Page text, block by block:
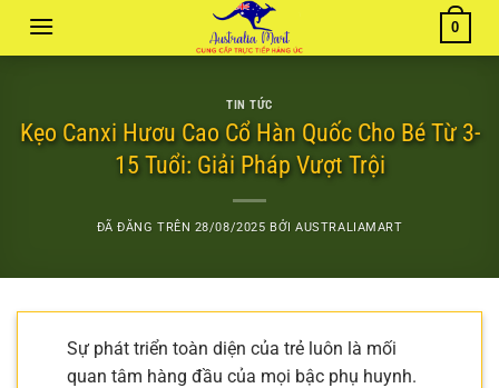
0
TIN TỨC
Kẹo Canxi Hươu Cao Cổ Hàn Quốc Cho Bé Từ 3-
15 Tuổi: Giải Pháp Vượt Trội
ĐÃ ĐĂNG TRÊN 28/08/2025 BỞIAUSTRALIAMART
Sự phát triển toàn diện của trẻ luôn là mối
quan tâm hàng đầu của mọi bậc phụ huynh.